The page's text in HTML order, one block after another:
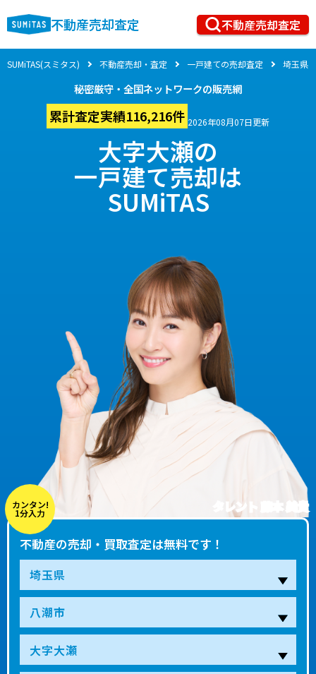
不動産売却査定 不動産売却査定
SUMiTAS(スミタス) 不動産売却・査定 一戸建ての売却査定 埼玉県
秘密厳守・全国ネットワークの販売網
累計査定実績116,216件 2026年08月07日更新
大字大瀬の
一戸建て売却は
SUMiTAS
タレント 藤本 美貴
カンタン!
1分入力
不動産の売却・買取査定は無料です！